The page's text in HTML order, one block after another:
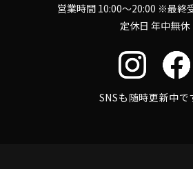
営業時間 10:00～20:00 ※最終
定休日 年中無休
SNSも随時更新中で